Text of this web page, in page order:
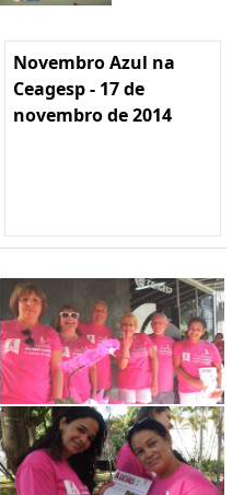
Novembro Azul na
Ceagesp - 17 de
novembro de 2014